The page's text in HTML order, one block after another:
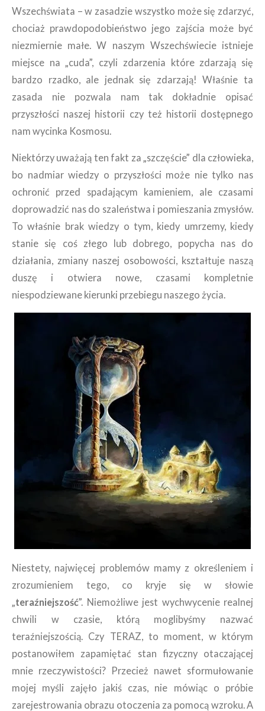
Wszechświata – w zasadzie wszystko może się zdarzyć,
chociaż prawdopodobieństwo jego zajścia może być
niezmiernie małe. W naszym Wszechświecie istnieje
miejsce na „cuda”, czyli zdarzenia które zdarzają się
bardzo rzadko, ale jednak się zdarzają! Właśnie ta
zasada nie pozwala nam tak dokładnie opisać
przyszłości naszej historii czy też historii dostępnego
nam wycinka Kosmosu.
Niektórzy uważają ten fakt za „szczęście” dla człowieka,
bo nadmiar wiedzy o przyszłości może nie tylko nas
ochronić przed spadającym kamieniem, ale czasami
doprowadzić nas do szaleństwa i pomieszania zmysłów.
To właśnie brak wiedzy o tym, kiedy umrzemy, kiedy
stanie się coś złego lub dobrego, popycha nas do
działania, zmiany naszej osobowości, kształtuje naszą
duszę i otwiera nowe, czasami kompletnie
niespodziewane kierunki przebiegu naszego życia.
Niestety, najwięcej problemów mamy z określeniem i
zrozumieniem tego, co kryje się w słowie
teraźniejszość”. Niemożliwe jest wychwycenie realnej
chwili w czasie, którą moglibyśmy nazwać
teraźniejszością. Czy TERAZ, to moment, w którym
postanowiłem zapamiętać stan fizyczny otaczającej
mnie rzeczywistości? Przecież nawet sformułowanie
mojej myśli zajęło jakiś czas, nie mówiąc o próbie
zarejestrowania obrazu otoczenia za pomocą wzroku. A